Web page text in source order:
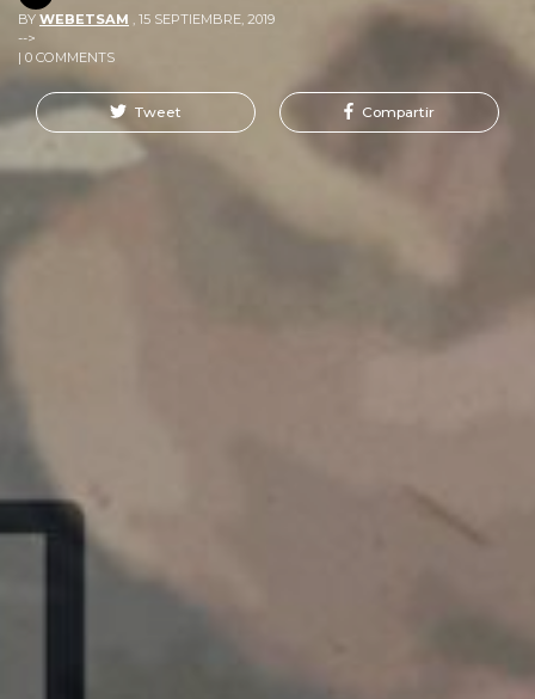
BY WEBETSAM
15 SEPTIEMBRE, 2019
-->
| 0 COMMENTS
Tweet Compartir